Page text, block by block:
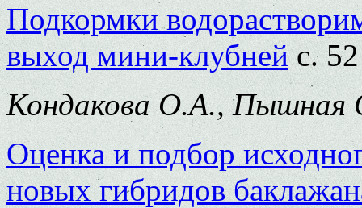
Подкормки
выход мини-клубнейс. 52
Кондакова О.А., Пышная
Оценка и подбор
новых гибридов